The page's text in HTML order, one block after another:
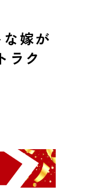
嫁が
ラク